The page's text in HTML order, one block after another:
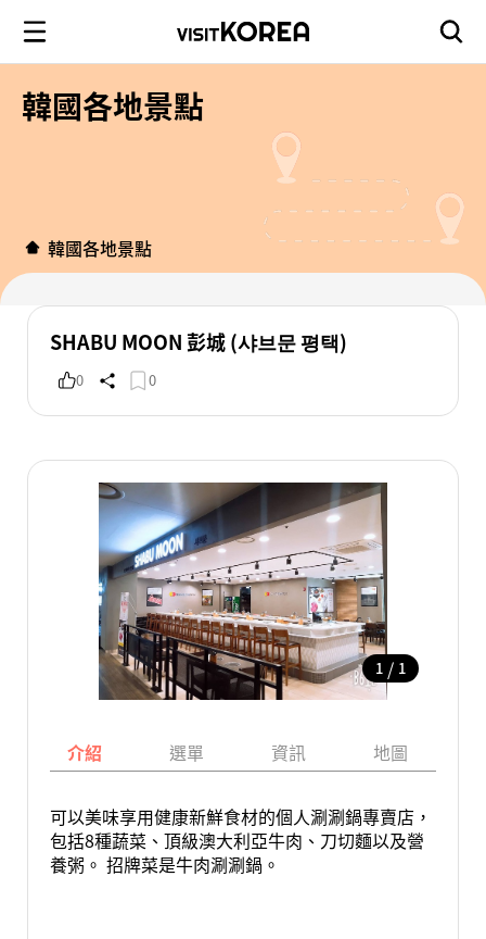
韓國各地景點
韓國各地景點
SHABU MOON 彭城 (샤브문 평택)
0 0
1 / 1
介紹 選單 資訊 地圖
可以美味享用健康新鮮食材的個人涮涮鍋專賣店，
包括8種蔬菜、頂級澳大利亞牛肉、刀切麵以及營
養粥。 招牌菜是牛肉涮涮鍋。